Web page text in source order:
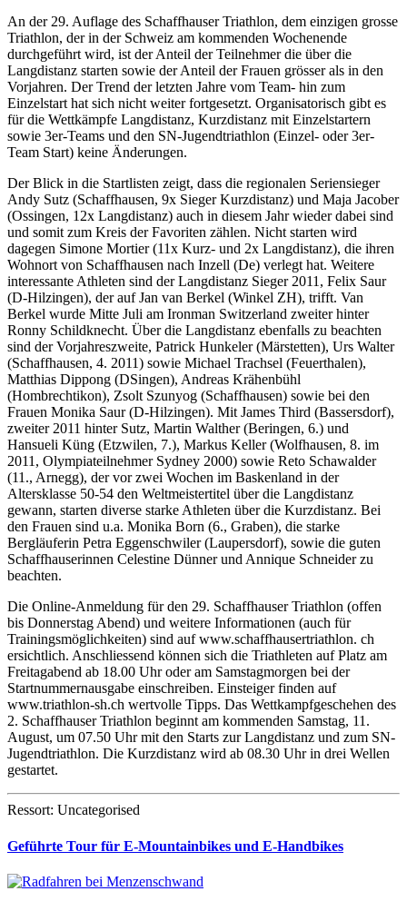
An der 29. Auflage des Schaffhauser Triathlon, dem einzigen grosse
Triathlon, der in der Schweiz am kommenden Wochenende
durchgeführt wird, ist der Anteil der Teilnehmer die über die
Langdistanz starten sowie der Anteil der Frauen grösser als in den
Vorjahren. Der Trend der letzten Jahre vom Team- hin zum
Einzelstart hat sich nicht weiter fortgesetzt. Organisatorisch gibt es
für die Wettkämpfe Langdistanz, Kurzdistanz mit Einzelstartern
sowie 3er-Teams und den SN-Jugendtriathlon (Einzel- oder 3er-
Team Start) keine Änderungen.
Der Blick in die Startlisten zeigt, dass die regionalen Seriensieger
Andy Sutz (Schaffhausen, 9x Sieger Kurzdistanz) und Maja Jacober
(Ossingen, 12x Langdistanz) auch in diesem Jahr wieder dabei sind
und somit zum Kreis der Favoriten zählen. Nicht starten wird
dagegen Simone Mortier (11x Kurz- und 2x Langdistanz), die ihren
Wohnort von Schaffhausen nach Inzell (De) verlegt hat. Weitere
interessante Athleten sind der Langdistanz Sieger 2011, Felix Saur
(D-Hilzingen), der auf Jan van Berkel (Winkel ZH), trifft. Van
Berkel wurde Mitte Juli am Ironman Switzerland zweiter hinter
Ronny Schildknecht. Über die Langdistanz ebenfalls zu beachten
sind der Vorjahreszweite, Patrick Hunkeler (Märstetten), Urs Walter
(Schaffhausen, 4. 2011) sowie Michael Trachsel (Feuerthalen),
Matthias Dippong (DSingen), Andreas Krähenbühl
(Hombrechtikon), Zsolt Szunyog (Schaffhausen) sowie bei den
Frauen Monika Saur (D-Hilzingen). Mit James Third (Bassersdorf),
zweiter 2011 hinter Sutz, Martin Walther (Beringen, 6.) und
Hansueli Küng (Etzwilen, 7.), Markus Keller (Wolfhausen, 8. im
2011, Olympiateilnehmer Sydney 2000) sowie Reto Schawalder
(11., Arnegg), der vor zwei Wochen im Baskenland in der
Altersklasse 50-54 den Weltmeistertitel über die Langdistanz
gewann, starten diverse starke Athleten über die Kurzdistanz. Bei
den Frauen sind u.a. Monika Born (6., Graben), die starke
Bergläuferin Petra Eggenschwiler (Laupersdorf), sowie die guten
Schaffhauserinnen Celestine Dünner und Annique Schneider zu
beachten.
Die Online-Anmeldung für den 29. Schaffhauser Triathlon (offen
bis Donnerstag Abend) und weitere Informationen (auch für
Trainingsmöglichkeiten) sind auf www.schaffhausertriathlon. ch
ersichtlich. Anschliessend können sich die Triathleten auf Platz am
Freitagabend ab 18.00 Uhr oder am Samstagmorgen bei der
Startnummernausgabe einschreiben. Einsteiger finden auf
www.triathlon-sh.ch wertvolle Tipps. Das Wettkampfgeschehen des
2. Schaffhauser Triathlon beginnt am kommenden Samstag, 11.
August, um 07.50 Uhr mit den Starts zur Langdistanz und zum SN-
Jugendtriathlon. Die Kurzdistanz wird ab 08.30 Uhr in drei Wellen
gestartet.
Ressort: Uncategorised
Geführte Tour für E-Mountainbikes und E-Handbikes